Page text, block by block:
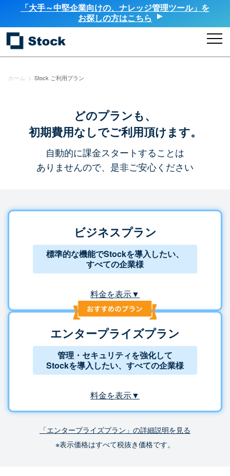
「大手～中堅企業向けの、ナレッジ管理ツール」を
お探しの方はこちら
ホーム > Stock ご利用プラン
どのプランも、
初期費用なしでご利用頂けます。
自動的に課金スタートすることは
ありませんので、是非ご安心ください
ビジネスプラン
標準的な機能でStockを導入したい、
すべての企業様
料金を表示▼
エンタープライズプラン
管理・セキュリティを強化して
Stockを導入したい、すべての企業様
料金を表示▼
「エンタープライズプラン」の詳細説明を見る
※表示価格はすべて税抜き価格です。